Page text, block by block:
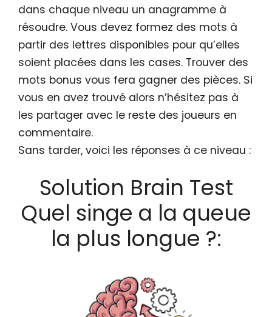
dans chaque niveau un anagramme à
résoudre. Vous devez formez des mots à
partir des lettres disponibles pour qu’elles
soient placées dans les cases. Trouver des
mots bonus vous fera gagner des pièces. Si
vous en avez trouvé alors n’hésitez pas à
les partager avec le reste des joueurs en
commentaire.
Sans tarder, voici les réponses à ce niveau :
Solution Brain Test
Quel singe a la queue
la plus longue ?: